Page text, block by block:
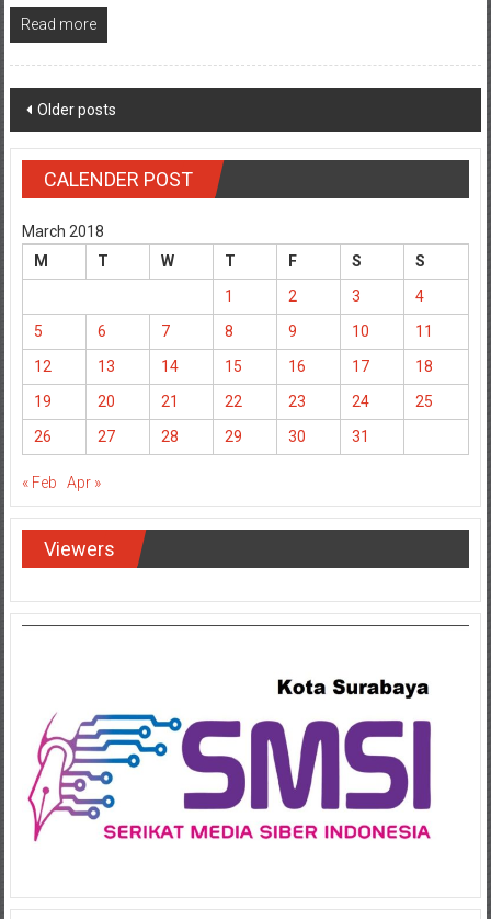
Read more
Posts
navigation
Older posts
CALENDER POST
March 2018
M
T W T F S
S
1
2 3
4
5
6 7 8 9 10
11
12
13 14 15 16 17
18
19
20 21 22 23 24
25
26
27 28 29 30 31
« Feb Apr »
Viewers